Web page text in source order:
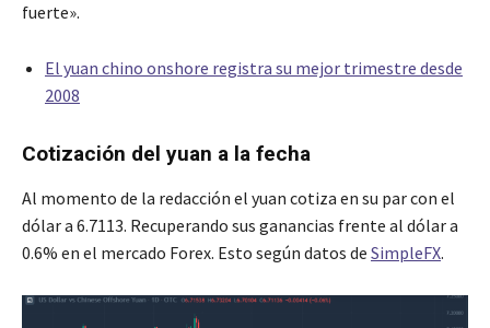
fuerte».
El yuan chino onshore registra su mejor trimestre desde
2008
Cotización del yuan a la fecha
Al momento de la redacción el yuan cotiza en su par con el
dólar a 6.7113. Recuperando sus ganancias frente al dólar a
0.6% en el mercado Forex. Esto según datos de SimpleFX.